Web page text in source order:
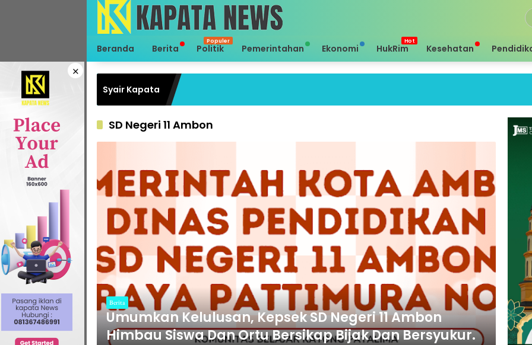
Beranda Berita Politik Pemerintahan Ekonomi HukRim Kesehatan
×
Syair Kapata
SD Negeri 11 Ambon
Berita
Umumkan Kelulusan, Kepsek SD Negeri 11 Ambon
Himbau Siswa Dan Ortu Bersikap Bijak Dan Bersyukur.